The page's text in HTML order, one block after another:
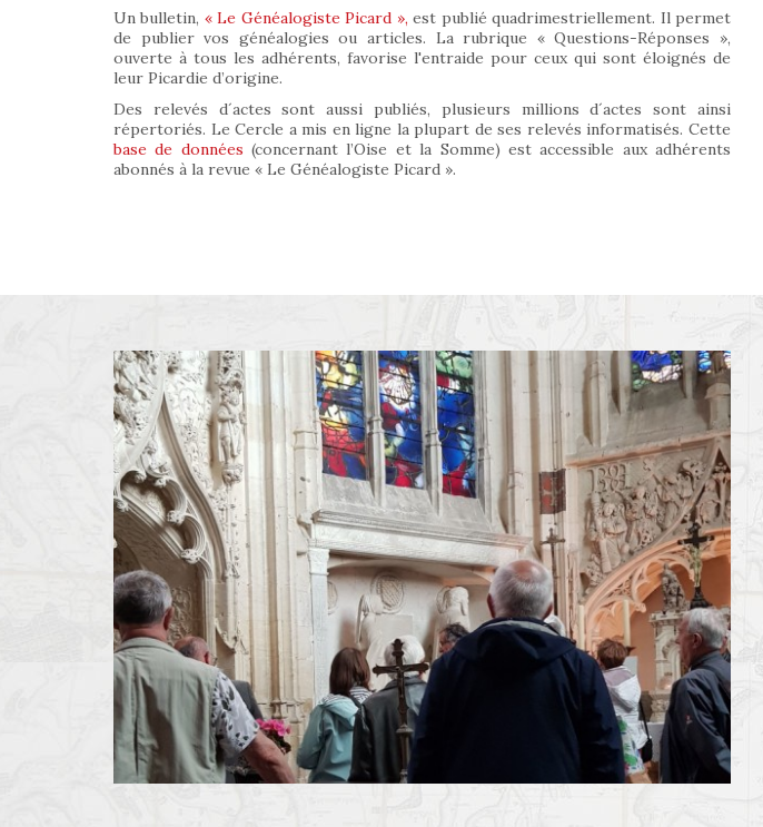
Un bulletin, « Le Généalogiste Picard », est publié quadrimestriellement. Il permet
de publier vos généalogies ou articles. La rubrique « Questions-Réponses »,
ouverte à tous les adhérents, favorise l'entraide pour ceux qui sont éloignés de
leur Picardie d’origine.
Des relevés d´actes sont aussi publiés, plusieurs millions d´actes sont ainsi
répertoriés. Le Cercle a mis en ligne la plupart de ses relevés informatisés. Cette
base de données (concernant l’Oise et la Somme) est accessible aux adhérents
abonnés à la revue « Le Généalogiste Picard ».